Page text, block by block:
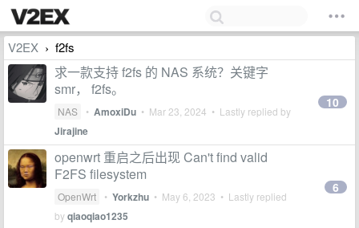
V2EX › f2fs
求一款支持 f2fs 的 NAS 系统？关键字
smr， f2fs。
NAS • AmoxiDu • Mar 23, 2024 • Lastly replied by
Jirajine
10
openwrt 重启之后出现 Can't find valid
F2FS filesystem
OpenWrt • Yorkzhu • May 6, 2023 • Lastly replied
byqiaoqiao1235
6